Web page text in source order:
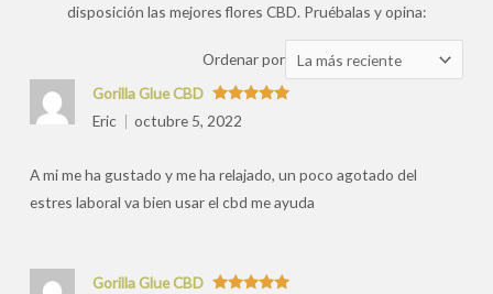
disposición las mejores flores CBD. Pruébalas y opina:
Ordenar por Ordenar
las
Valorado
con
Gorilla Glue CBD
Eric
octubre 5, 2022
A mi me ha gustado y me ha relajado, un poco agotado del
estres laboral va bien usar el cbd me ayuda
Gorilla Glue CBD